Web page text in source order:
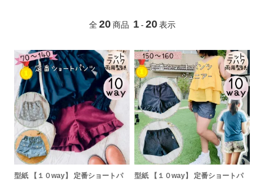
全 20 商品 1 - 20 表示
型紙 【１０way】 定番ショートパ
型紙 【１０way】 定番ショートパ